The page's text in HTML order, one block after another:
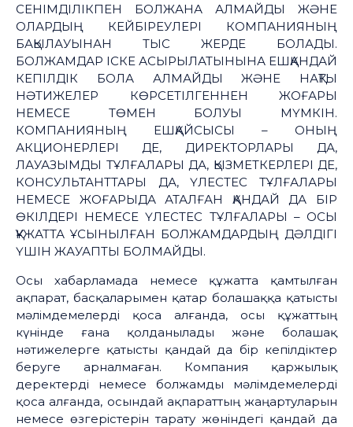
СЕНІМДІЛІКПЕН БОЛЖАНА АЛМАЙДЫ ЖӘНЕ
ОЛАРДЫҢ КЕЙБІРЕУЛЕРІ КОМПАНИЯНЫҢ
БАҚЫЛАУЫНАН ТЫС ЖЕРДЕ БОЛАДЫ.
БОЛЖАМДАР ІСКЕ АСЫРЫЛАТЫНЫНА ЕШҚАНДАЙ
КЕПІЛДІК БОЛА АЛМАЙДЫ ЖӘНЕ НАҚТЫ
НӘТИЖЕЛЕР КӨРСЕТІЛГЕННЕН ЖОҒАРЫ
НЕМЕСЕ ТӨМЕН БОЛУЫ МҮМКІН.
КОМПАНИЯНЫҢ ЕШҚАЙСЫСЫ – ОНЫҢ
АКЦИОНЕРЛЕРІ ДЕ, ДИРЕКТОРЛАРЫ ДА,
ЛАУАЗЫМДЫ ТҰЛҒАЛАРЫ ДА, ҚЫЗМЕТКЕРЛЕРІ ДЕ,
КОНСУЛЬТАНТТАРЫ ДА, ҮЛЕСТЕС ТҰЛҒАЛАРЫ
НЕМЕСЕ ЖОҒАРЫДА АТАЛҒАН ҚАНДАЙ ДА БІР
ӨКІЛДЕРІ НЕМЕСЕ ҮЛЕСТЕС ТҰЛҒАЛАРЫ – ОСЫ
ҚҰЖАТТА ҰСЫНЫЛҒАН БОЛЖАМДАРДЫҢ ДӘЛДІГІ
ҮШІН ЖАУАПТЫ БОЛМАЙДЫ.
Осы хабарламада немесе құжатта қамтылған
ақпарат, басқаларымен қатар болашаққа қатысты
мәлімдемелерді қоса алғанда, осы құжаттың
күнінде ғана қолданылады және болашақ
нәтижелерге қатысты қандай да бір кепілдіктер
беруге арналмаған. Компания қаржылық
деректерді немесе болжамды мәлімдемелерді
қоса алғанда, осындай ақпараттың жаңартуларын
немесе өзгерістерін тарату жөніндегі қандай да